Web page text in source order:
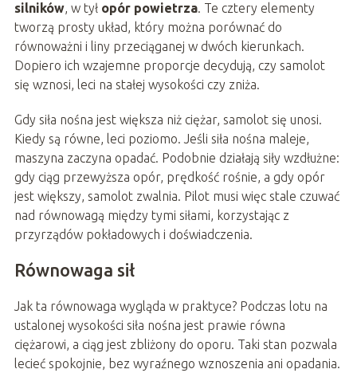
silników, w tył opór powietrza. Te cztery elementy
tworzą prosty układ, który można porównać do
równoważni i liny przeciąganej w dwóch kierunkach.
Dopiero ich wzajemne proporcje decydują, czy samolot
się wznosi, leci na stałej wysokości czy zniża.
Gdy siła nośna jest większa niż ciężar, samolot się unosi.
Kiedy są równe, leci poziomo. Jeśli siła nośna maleje,
maszyna zaczyna opadać. Podobnie działają siły wzdłużne:
gdy ciąg przewyższa opór, prędkość rośnie, a gdy opór
jest większy, samolot zwalnia. Pilot musi więc stale czuwać
nad równowagą między tymi siłami, korzystając z
przyrządów pokładowych i doświadczenia.
Równowaga sił
Jak ta równowaga wygląda w praktyce? Podczas lotu na
ustalonej wysokości siła nośna jest prawie równa
ciężarowi, a ciąg jest zbliżony do oporu. Taki stan pozwala
lecieć spokojnie, bez wyraźnego wznoszenia ani opadania.